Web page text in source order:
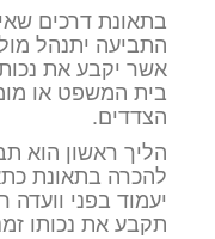
בתאונת דרכים
התביעה יתנהל
אשר יקבע את
בית המשפט או
הצדדים.
הליך ראשון הוא
להכרה בתאונת
יעמוד בפני
תקבע את נכותו